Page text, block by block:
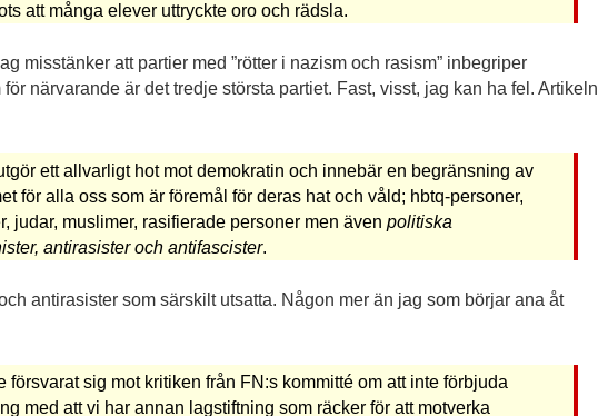
att många elever uttryckte oro och rädsla.
misstänker att partier med ”rötter i nazism och rasism” inbegriper
närvarande är det tredje största partiet. Fast, visst, jag kan ha fel. Artikeln
ett allvarligt hot mot demokratin och innebär en begränsning av
för alla oss som är föremål för deras hat och våld; hbtq-personer,
judar, muslimer, rasifierade personer men även politiska
antirasister och antifascister.
antirasister som särskilt utsatta. Någon mer än jag som börjar ana åt
försvarat sig mot kritiken från FN:s kommitté om att inte förbjuda
med att vi har annan lagstiftning som räcker för att motverka